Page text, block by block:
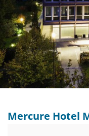
Mercure Hotel